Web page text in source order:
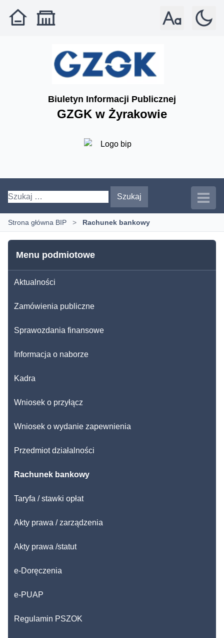
Rozmiar czcionki:
Tryb:
Biuletyn Informacji Publicznej
GZGK w Żyrakowie
Szukaj:
Strona główna BIP > Rachunek bankowy
Menu podmiotowe
Aktualności
Zamówienia publiczne
Sprawozdania finansowe
Informacja o naborze
Kadra
Wniosek o przyłącz
Wniosek o wydanie zapewnienia
Przedmiot działalności
Rachunek bankowy
Taryfa / stawki opłat
Akty prawa / zarządzenia
Akty prawa /statut
e-Doręczenia
e-PUAP
Regulamin PSZOK